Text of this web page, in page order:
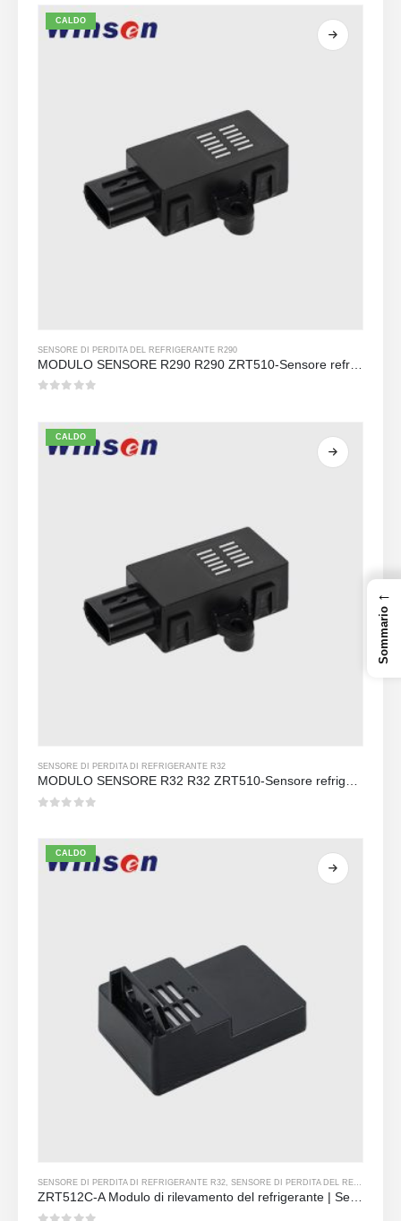
CALDO
SENSORE DI PERDITA DEL REFRIGERANTE R290
CALDO
SENSORE DI PERDITA DI REFRIGERANTE R32
CALDO
SENSORE DI PERDITA DI REFRIGERANTE R32,SENSORE DI PERDITA DEL REFRIGERANTE R290
ZRT512C-A Modulo di rilevamento del refrigerante | Sensore di gas NDIR per R32, R454B, R290 | Alimentazione ad ampio tensione
←
Sommario